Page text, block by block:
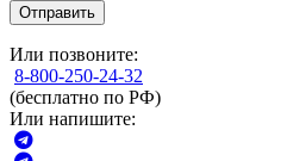
Или позвоните:
8-800-250-24-32
(бесплатно по РФ)
Или напишите: